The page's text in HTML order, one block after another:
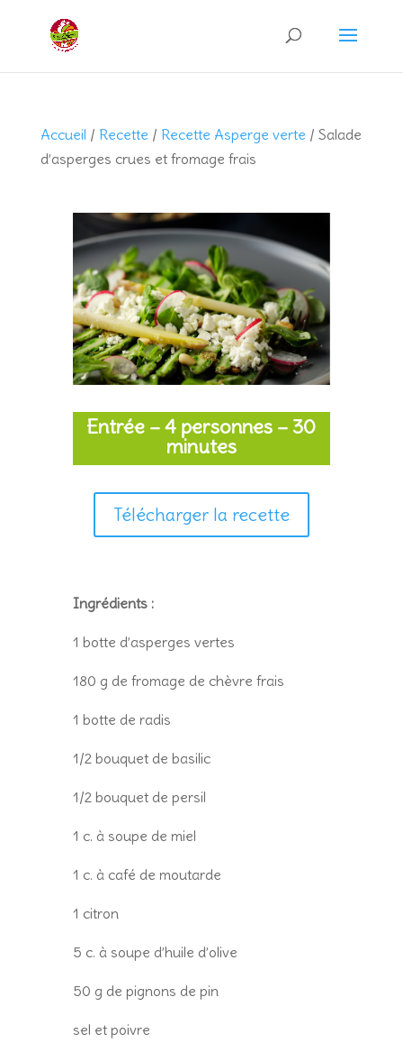
Recherche
produits
Accueil / Recette / Recette Asperge verte / Salade
d’asperges crues et fromage frais
Entrée – 4 personnes – 30
minutes
Télécharger la recette
Ingrédients :
1 botte d’asperges vertes
180 g de fromage de chèvre frais
1 botte de radis
1/2 bouquet de basilic
1/2 bouquet de persil
1 c. à soupe de miel
1 c. à café de moutarde
1 citron
5 c. à soupe d’huile d’olive
50 g de pignons de pin
sel et poivre